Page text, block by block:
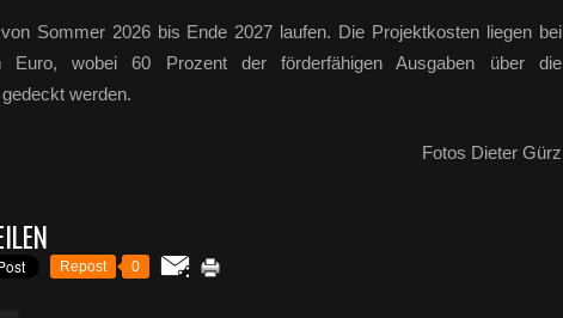
Sommer 2026 bis Ende 2027 laufen. Die Projektkosten liegen bei
Euro, wobei 60 Prozent der förderfähigen Ausgaben über die
werden.
Fotos Dieter Gürz
Repost 0